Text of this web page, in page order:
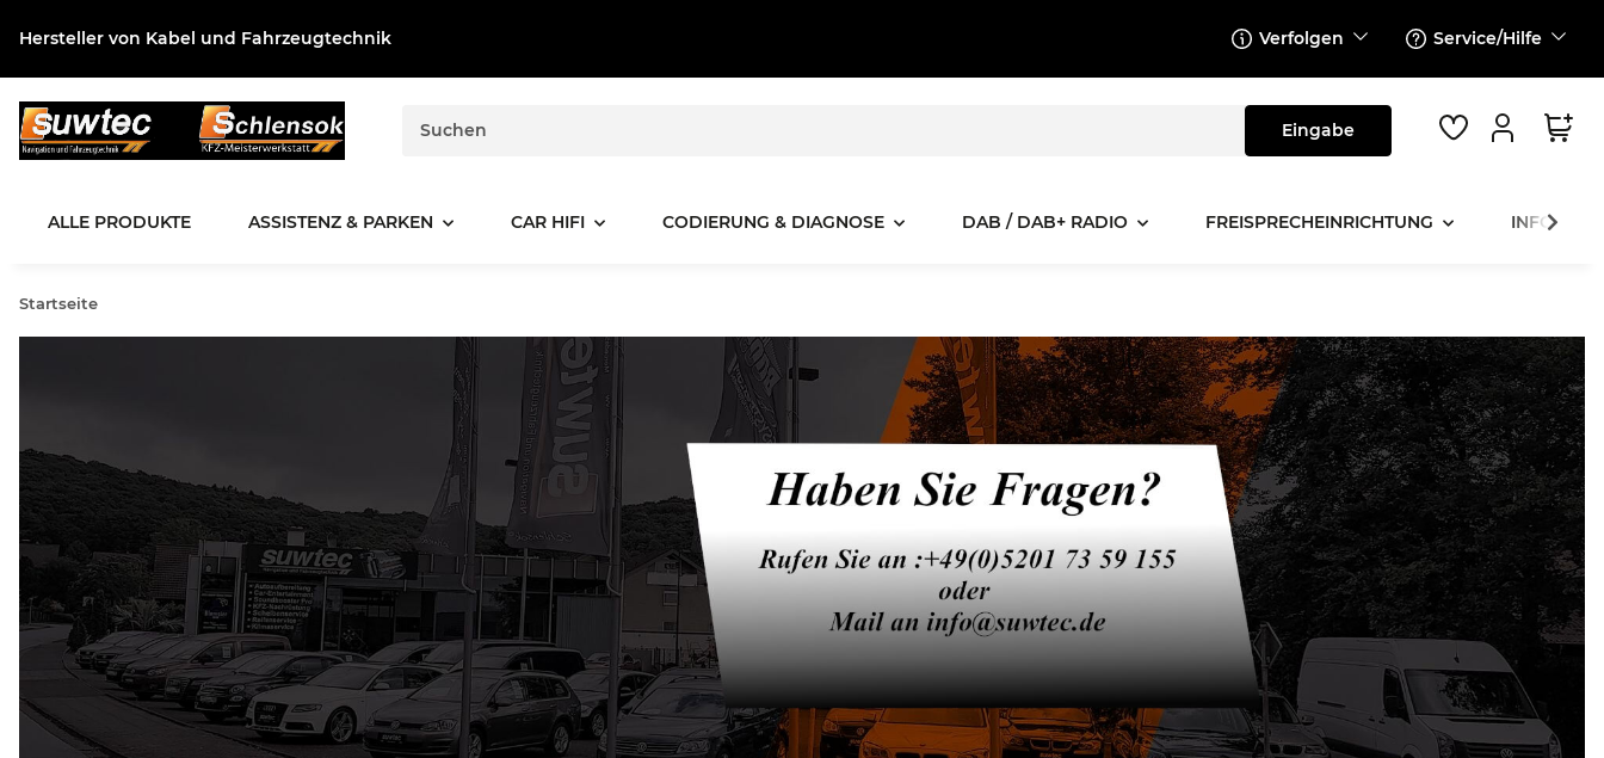
Hersteller von Kabel und Fahrzeugtechnik Verfolgen Service/Hilfe
ALLE PRODUKTE ASSISTENZ & PARKEN CAR HIFI CODIERUNG & DIAGNOSE DAB / DAB+ RADIO FREISPRECHEINRICHTUNG
Startseite